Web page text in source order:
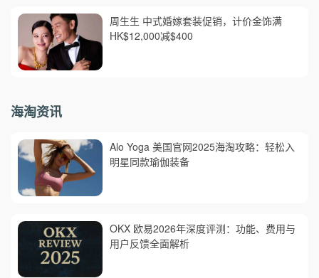
周生生 中式婚嫁套装促销，计价金饰满
HK$12,000减$400
海淘资讯
Alo Yoga 美国官网2025海淘攻略：轻松入
明星同款瑜伽装备
OKX 欧易2026年深度评测：功能、费用与
用户反馈全面解析